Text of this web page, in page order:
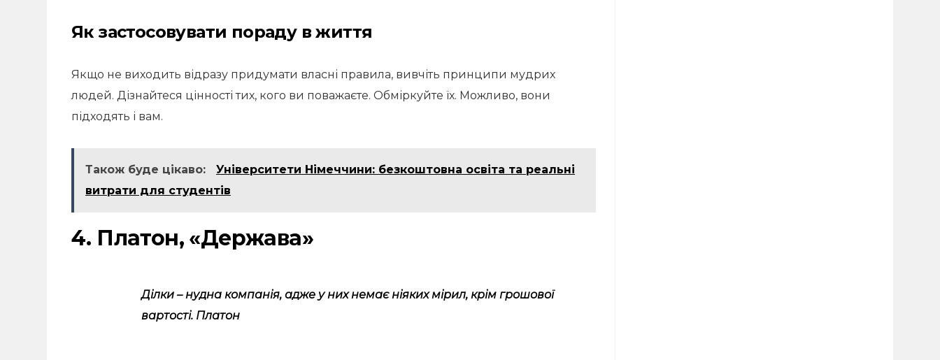
Як застосовувати пораду в життя
Якщо не виходить відразу придумати власні правила, вивчіть принципи мудрих
людей. Дізнайтеся цінності тих, кого ви поважаєте. Обміркуйте їх. Можливо, вони
підходять і вам.
Також буде цікаво:
Університети Німеччини: безкоштовна освіта та реальні
витрати для студентів
4. Платон, «Держава»
Ділки – нудна компанія, адже у них немає ніяких мірил, крім грошової
вартості. Платон